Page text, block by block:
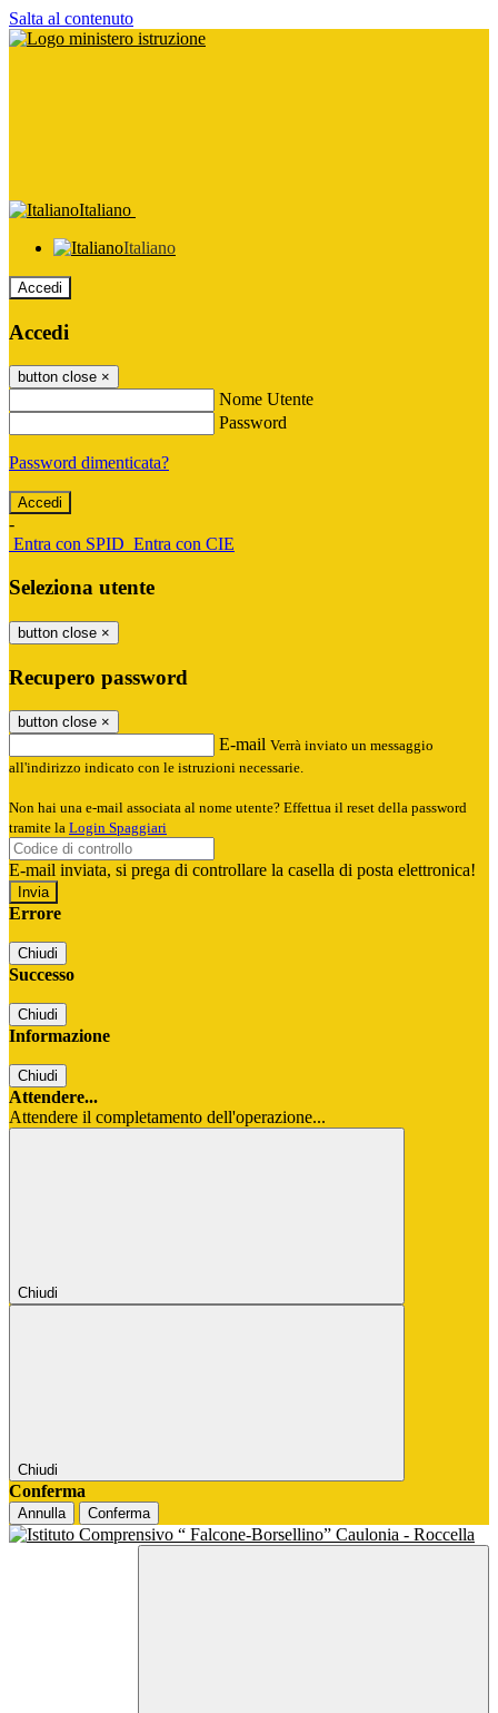
Salta al contenuto
Italiano
Italiano
Accedi
Accedi
button close ×
Nome Utente
Password
Password dimenticata?
-
Entra con SPID Entra con CIE
Seleziona utente
button close ×
Recupero password
button close ×
E-mail Verrà inviato un messaggio
all'indirizzo indicato con le istruzioni necessarie.
Non hai una e-mail associata al nome utente? Effettua il reset della password
tramite la Login Spaggiari
E-mail inviata, si prega di controllare la casella di posta elettronica!
Errore
Chiudi
Successo
Chiudi
Informazione
Chiudi
Attendere...
Attendere il completamento dell'operazione...
Chiudi
Chiudi
Conferma
Annulla Conferma